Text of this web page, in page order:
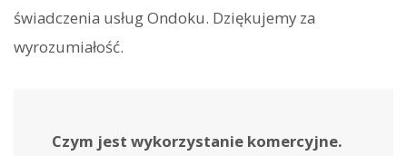
świadczenia usług Ondoku. Dziękujemy za
wyrozumiałość.
Czym jest wykorzystanie komercyjne.